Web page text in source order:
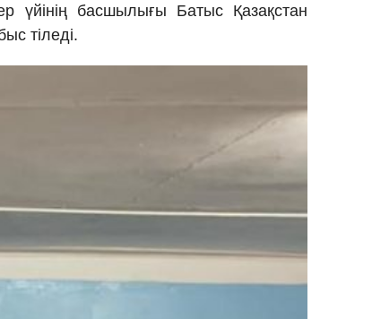
үйінің басшылығы Батыс Қазақстан
тіледі.